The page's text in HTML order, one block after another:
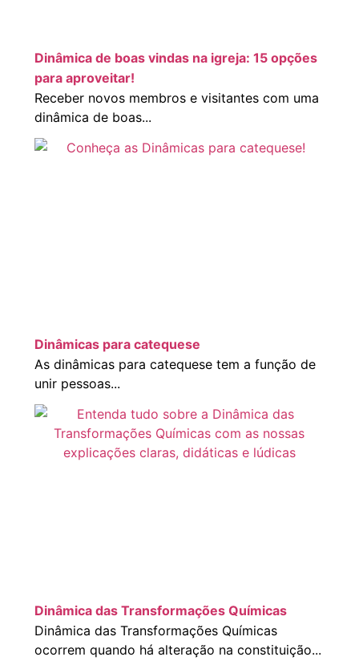
Dinâmica de boas vindas na igreja: 15 opções
para aproveitar!
Receber novos membros e visitantes com uma
dinâmica de boas...
Dinâmicas para catequese
As dinâmicas para catequese tem a função de
unir pessoas...
Dinâmica das Transformações Químicas
Dinâmica das Transformações Químicas
ocorrem quando há alteração na constituição...